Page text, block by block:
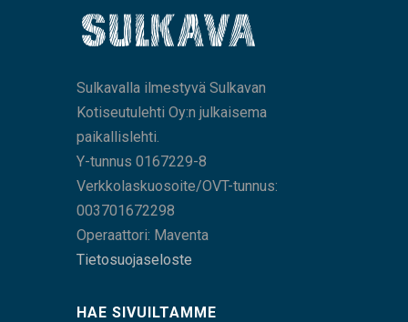
Sulkavalla ilmestyvä Sulkavan
Kotiseutulehti Oy:n julkaisema
paikallislehti.
Y-tunnus 0167229-8
Verkkolaskuosoite/OVT-tunnus:
003701672298
Operaattori: Maventa
Tietosuojaseloste
HAE SIVUILTAMME